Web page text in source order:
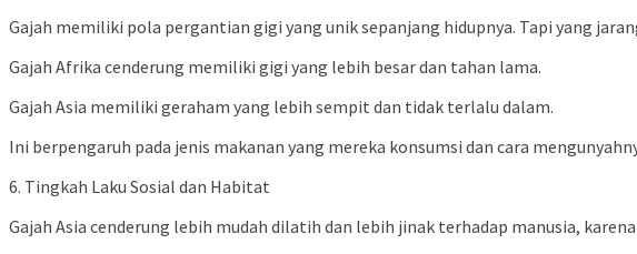
Gajah memiliki pola pergantian gigi yang unik sepanjang hidupnya. Tapi yang
Gajah Afrika cenderung memiliki gigi yang lebih besar dan tahan lama.
Gajah Asia memiliki geraham yang lebih sempit dan tidak terlalu dalam.
Ini berpengaruh pada jenis makanan yang mereka konsumsi dan cara
6. Tingkah Laku Sosial dan Habitat
Gajah Asia cenderung lebih mudah dilatih dan lebih jinak terhadap manusia,